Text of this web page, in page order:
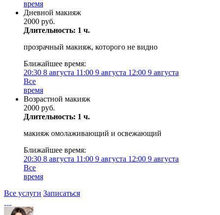
время
Дневной макияж
2000 руб.
Длительность: 1 ч.
прозрачный макияж, которого не видно
Ближайшее время:
20:30 8 августа 11:00 9 августа 12:00 9 августа
Все
время
Возрастной макияж
2000 руб.
Длительность: 1 ч.
макияж омолаживающий и освежающий
Ближайшее время:
20:30 8 августа 11:00 9 августа 12:00 9 августа
Все
время
Все услуги Записаться